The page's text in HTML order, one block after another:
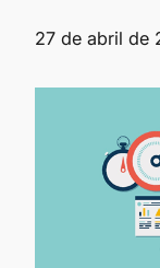
27 de abril de